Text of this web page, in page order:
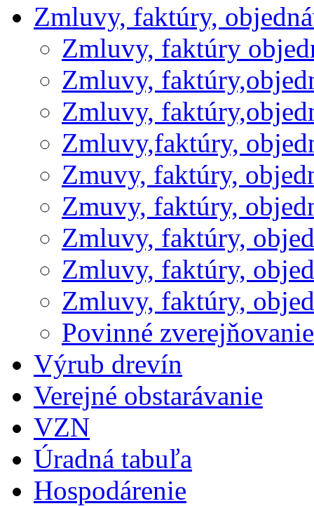
Zmluvy, faktúry,
Zmluvy, faktúry
Zmluvy,
Zmluvy,
Zmluvy,faktúry,
Zmuvy, faktúry,
Zmuvy, faktúry,
Zmluvy, faktúry,
Zmluvy, faktúry,
Zmluvy, faktúry,
Povinné
Výrub drevín
Verejné obstarávanie
VZN
Úradná tabuľa
Hospodárenie